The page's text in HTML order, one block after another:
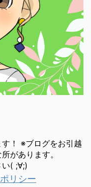
！ ※ブログをお引越
があります。
い( ;∀;)
リシー